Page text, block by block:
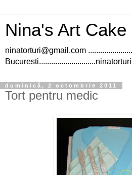
Nina's Art Cake
ninatorturi@gmail.com
duminică, 2 octombrie 2011
Tort pentru medic